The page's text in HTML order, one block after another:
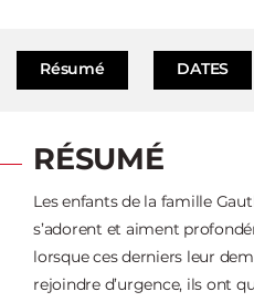
Résumé DATES
RÉSUMÉ
Les enfants de la famille
s’adorent et aiment
lorsque ces derniers leur
rejoindre d’urgence, ils ont